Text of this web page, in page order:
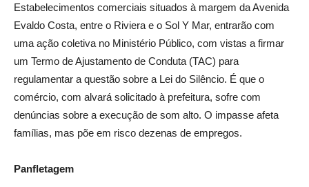
Estabelecimentos comerciais situados à margem da Avenida
Evaldo Costa, entre o Riviera e o Sol Y Mar, entrarão com
uma ação coletiva no Ministério Público, com vistas a firmar
um Termo de Ajustamento de Conduta (TAC) para
regulamentar a questão sobre a Lei do Silêncio. É que o
comércio, com alvará solicitado à prefeitura, sofre com
denúncias sobre a execução de som alto. O impasse afeta
famílias, mas põe em risco dezenas de empregos.
Panfletagem